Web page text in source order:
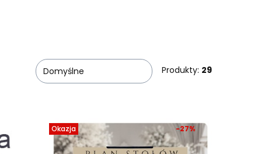
Domyślne Produkty: 29
Okazja -27%